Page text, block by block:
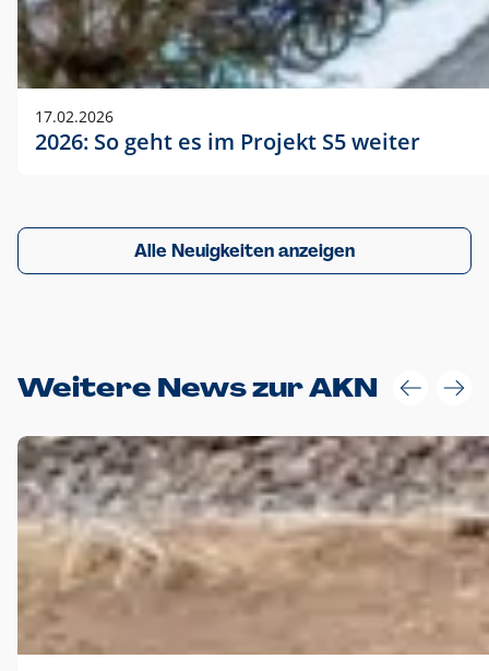
17.02.2026
2026: So geht es im Projekt S5 weiter
Alle Neuigkeiten anzeigen
Weitere News zur AKN